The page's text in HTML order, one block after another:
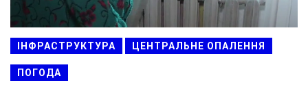
ІНФРАСТРУКТУРА ЦЕНТРАЛЬНЕ ОПАЛЕННЯ
ПОГОДА